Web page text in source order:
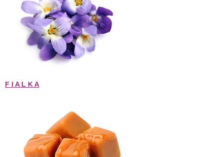
F I A L K A